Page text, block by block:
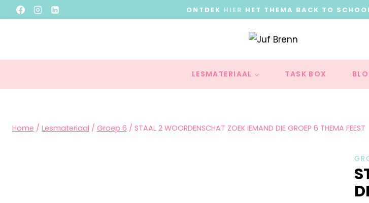
ONTDEK HIER HET THEMA BACK TO
LESMATERIAAL TASK BOX
Home / Lesmateriaal / Groep 6 / STAAL 2 WOORDENSCHAT ZOEK IEMAND DIE GROEP 6 THEMA FEEST